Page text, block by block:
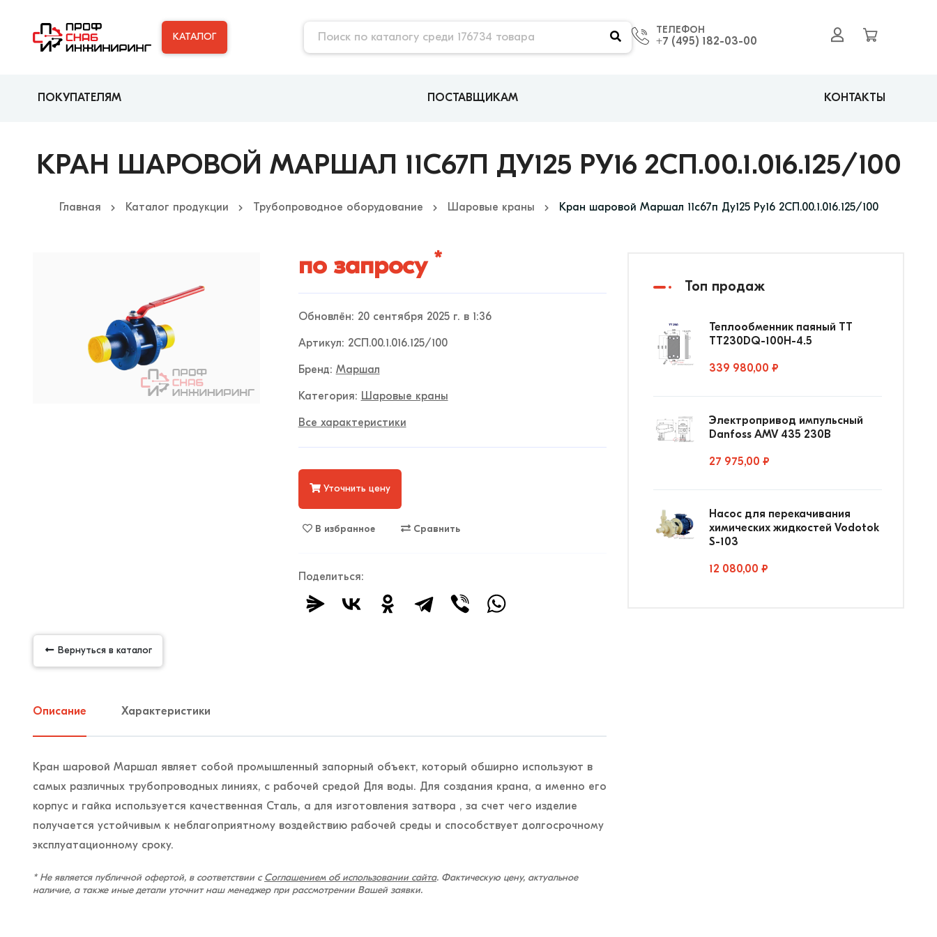
КАТАЛОГ
ТЕЛЕФОН
+7 (495) 182-03-00
ПОКУПАТЕЛЯМ ПОСТАВЩИКАМ КОНТАКТЫ
Главная Каталог продукции Трубопроводное оборудование Шаровые краны Кран шаровой Маршал 11с67п Ду125 Ру16 2СП.00.1.016.125/100
КРАН ШАРОВОЙ МАРШАЛ 11С67П ДУ125 РУ16 2СП.00.1.016.125/100
по запросу *
Обновлён: 20 сентября 2025 г. в 1:36
Артикул: 2СП.00.1.016.125/100
Бренд: Маршал
Категория: Шаровые краны
Все характеристики
Уточнить цену
В избранное Сравнить
Поделиться:
Вернуться в каталог
Описание Характеристики
Кран шаровой Маршал являет собой промышленный запорный объект, который обширно используют в
самых различных трубопроводных линиях, с рабочей средой Для воды. Для создания крана, а именно его
корпус и гайка используется качественная Сталь, а для изготовления затвора , за счет чего изделие
получается устойчивым к неблагоприятному воздействию рабочей среды и способствует долгосрочному
эксплуатационному сроку.
* Не является публичной офертой, в соответствии с Соглашением об использовании сайта. Фактическую цену, актуальное
наличие, а также иные детали уточнит наш менеджер при рассмотрении Вашей заявки.
Топ продаж
Теплообменник паяный ТТ
ТТ230DQ-100Н-4.5
339 980,00 ₽
Электропривод импульсный
Danfoss AMV 435 230В
27 975,00 ₽
Насос для перекачивания
химических жидкостей Vodotok
S-103
12 080,00 ₽